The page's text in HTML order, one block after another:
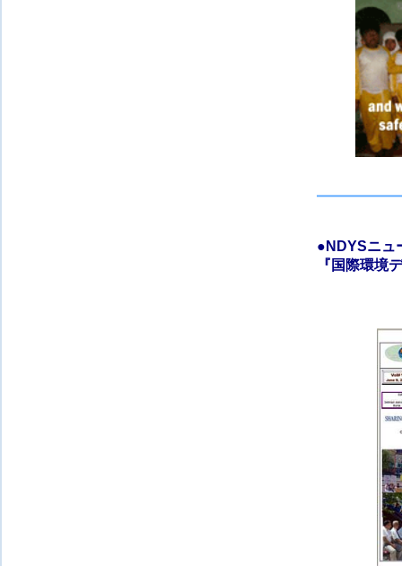
● NDYSニ
『 国際環境